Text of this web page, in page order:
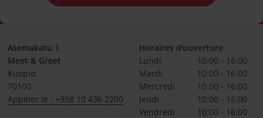
Asemakatu 1
Meet & Greet
Kuopio
70100
Appeler le : +358 10 436 2200
Horaires d'ouverture
Lundi
10:00 - 16:00
Mardi
10:00 - 16:00
Mercredi
10:00 - 16:00
Jeudi
10:00 - 16:00
Vendredi
10:00 - 16:00